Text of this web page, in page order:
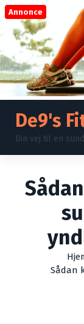
d
r
e
t
i
d
Annonce
De9's
Din vej til en
Sådan